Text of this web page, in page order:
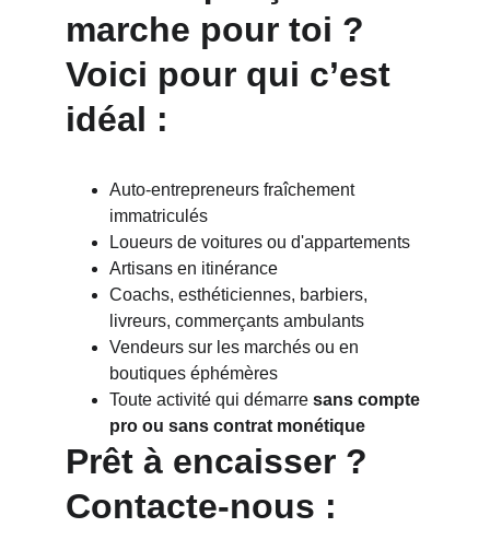
marche pour toi ?
Voici pour qui c’est
idéal :
Auto-entrepreneurs fraîchement
immatriculés
Loueurs de voitures ou d'appartements
Artisans en itinérance
Coachs, esthéticiennes, barbiers,
livreurs, commerçants ambulants
Vendeurs sur les marchés ou en
boutiques éphémères
Toute activité qui démarre sans compte
pro ou sans contrat monétique
Prêt à encaisser ?
Contacte-nous :